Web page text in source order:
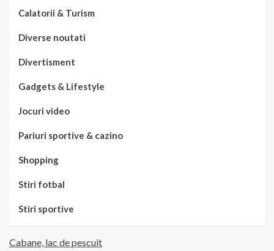
Calatorii & Turism
Diverse noutati
Divertisment
Gadgets & Lifestyle
Jocuri video
Pariuri sportive & cazino
Shopping
Stiri fotbal
Stiri sportive
Cabane, lac de pescuit